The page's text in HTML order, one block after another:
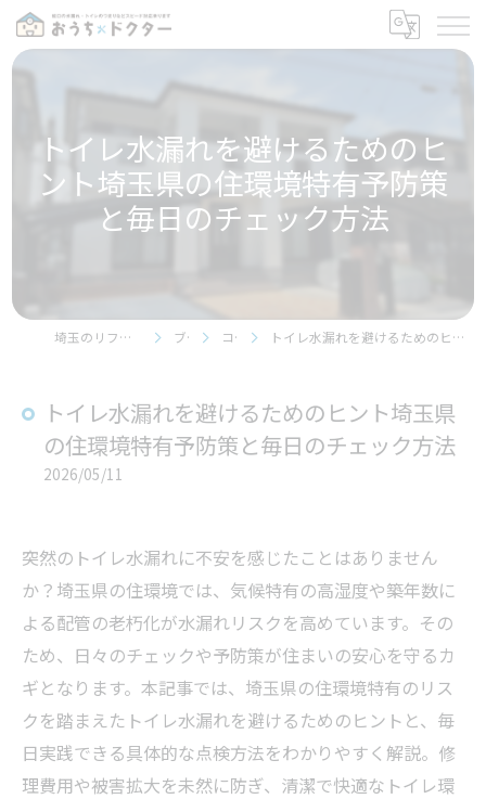
トイレ水漏れを避けるためのヒ
ント埼玉県の住環境特有予防策
と毎日のチェック方法
埼玉のリフォームならおうちドクター ブログ コラム トイレ水漏れを避けるためのヒント埼玉県の住環境特有予防策と毎日のチェック方法
トイレ水漏れを避けるためのヒント埼玉県
の住環境特有予防策と毎日のチェック方法
2026/05/11
突然のトイレ水漏れに不安を感じたことはありません
か？埼玉県の住環境では、気候特有の高湿度や築年数に
よる配管の老朽化が水漏れリスクを高めています。その
ため、日々のチェックや予防策が住まいの安心を守るカ
ギとなります。本記事では、埼玉県の住環境特有のリス
クを踏まえたトイレ水漏れを避けるためのヒントと、毎
日実践できる具体的な点検方法をわかりやすく解説。修
理費用や被害拡大を未然に防ぎ、清潔で快適なトイレ環